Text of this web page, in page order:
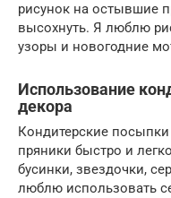
рисунок на остывшие
высохнуть. Я люблю
узоры и новогодние
Использование
декора
Кондитерские
пряники быстро и
бусинки, звездочки,
люблю использовать